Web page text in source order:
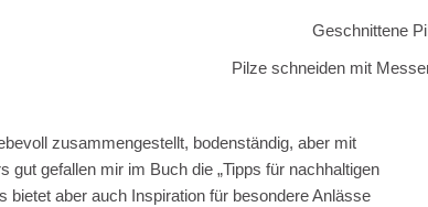
Pilze schneiden mit
zusammengestellt, bodenständig, aber mit
gefallen mir im Buch die „Tipps für nachhaltigen
bietet aber auch Inspiration für besondere Anlässe